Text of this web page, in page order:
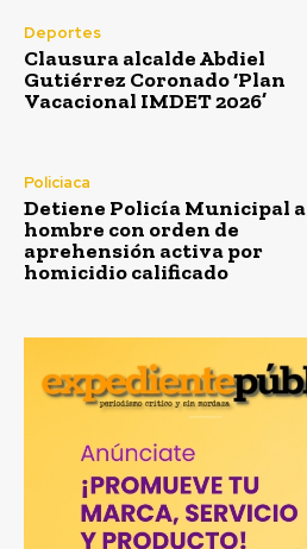
Deportes
Clausura alcalde Abdiel
Gutiérrez Coronado ‘Plan
Vacacional IMDET 2026’
Policiaca
Detiene Policía Municipal a
hombre con orden de
aprehensión activa por
homicidio calificado